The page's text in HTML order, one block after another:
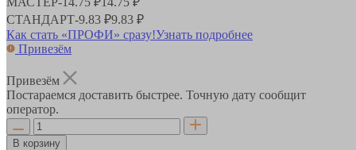
СТАНДАРТ-9.83 ₽9.83 ₽
Как стать «ПРОФИ» сразу!Узнать подробнее
Привезём
Привезём
Постараемся доставить быстрее. Точную дату сообщит
оператор.
В корзину